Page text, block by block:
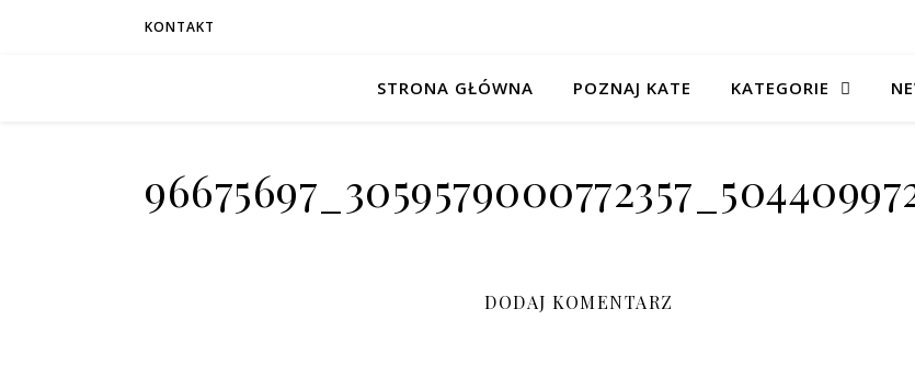
KONTAKT
STRONA GŁÓWNA POZNAJ KATE KATEGORIE
DODAJ KOMENTARZ